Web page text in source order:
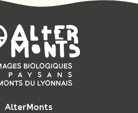
AlterMonts